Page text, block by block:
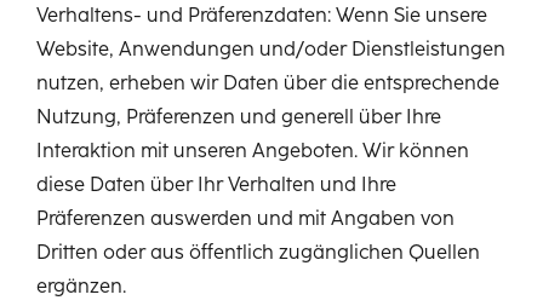
Verhaltens- und Präferenzdaten: Wenn Sie unsere
Website, Anwendungen und/oder Dienstleistungen
nutzen, erheben wir Daten über die entsprechende
Nutzung, Präferenzen und generell über Ihre
Interaktion mit unseren Angeboten. Wir können
diese Daten über Ihr Verhalten und Ihre
Präferenzen auswerden und mit Angaben von
Dritten oder aus öffentlich zugänglichen Quellen
ergänzen.